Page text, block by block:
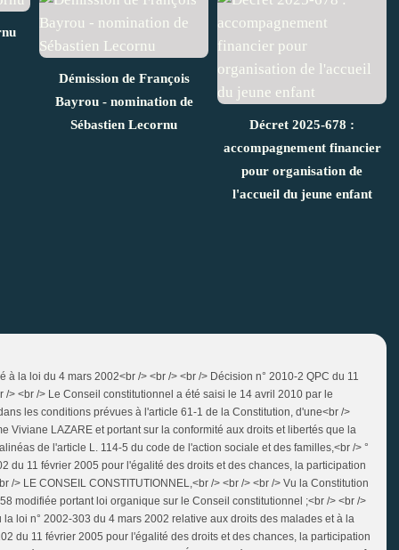
Démission de François
Bayrou - nomination de
Sébastien Lecornu
Décret 2025-678 :
accompagnement financier
pour organisation de
l'accueil du jeune enfant
la loi du 4 mars 2002<br /> <br /> <br /> Décision n° 2010-2 QPC du 11
> <br /> Le Conseil constitutionnel a été saisi le 14 avril 2010 par le
les conditions prévues à l'article 61-1 de la Constitution, d'une<br />
Viviane LAZARE et portant sur la conformité aux droits et libertés que la
de l'article L. 114-5 du code de l'action sociale et des familles,<br /> °
du 11 février 2005 pour l'égalité des droits et des chances, la participation
> LE CONSEIL CONSTITUTIONNEL,<br /> <br /> <br /> Vu la Constitution
modifiée portant loi organique sur le Conseil constitutionnel ;<br /> <br />
loi n° 2002-303 du 4 mars 2002 relative aux droits des malades et à la
du 11 février 2005 pour l'égalité des droits et des chances, la participation